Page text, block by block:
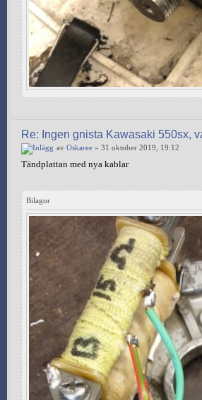
Re: Ingen gnista Kawasaki 550sx,
av Oskaree » 31 oktober 2019, 19:12
Tändplattan med nya kablar
Bilagor